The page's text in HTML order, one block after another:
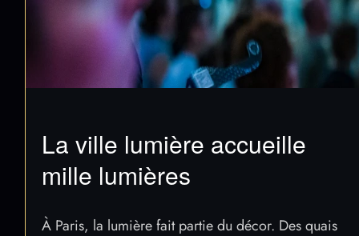
La ville lumière accueille
mille lumières